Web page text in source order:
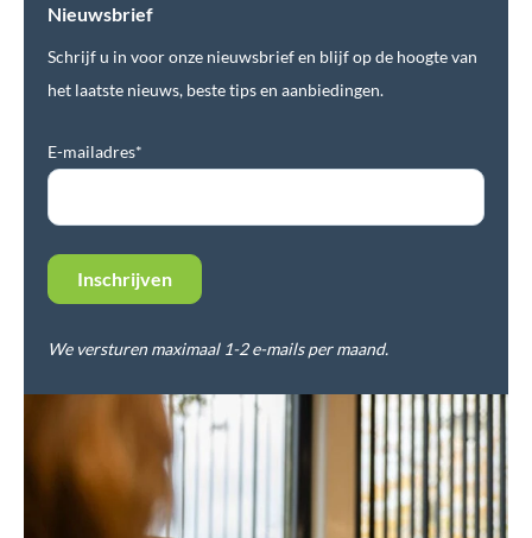
Nieuwsbrief
Schrijf u in voor onze nieuwsbrief en blijf op de hoogte van
het laatste nieuws, beste tips en aanbiedingen.
E-mailadres*
We versturen maximaal 1-2 e-mails per maand.